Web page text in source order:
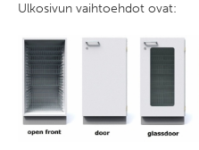
Ulkosivun vaihtoehdot ovat: